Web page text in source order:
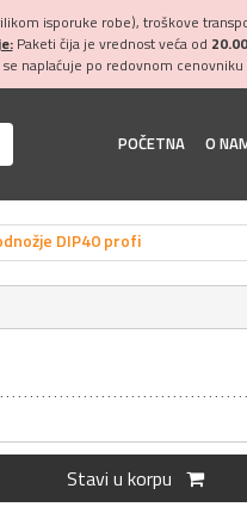
isporuke robe), troškove
Paketi čija je vrednost veća od
naplaćuje po redovnom
POČETNA O
DIP40 profi
Stavi u korpu